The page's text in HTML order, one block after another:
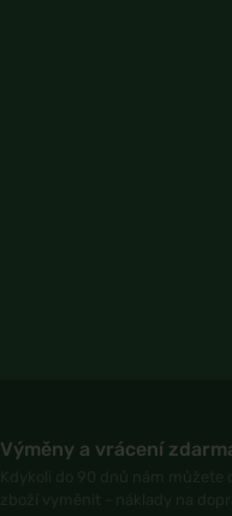
Výměny a vrácení